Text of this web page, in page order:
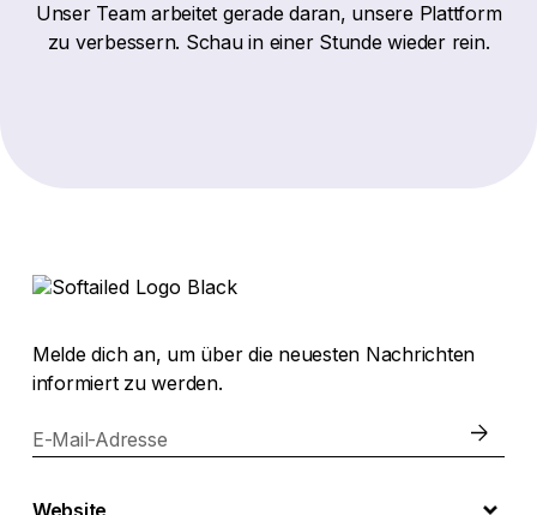
Unser Team arbeitet gerade daran, unsere Plattform
zu verbessern. Schau in einer Stunde wieder rein.
Melde dich an, um über die neuesten Nachrichten
informiert zu werden.
E-Mail-Adresse
Website